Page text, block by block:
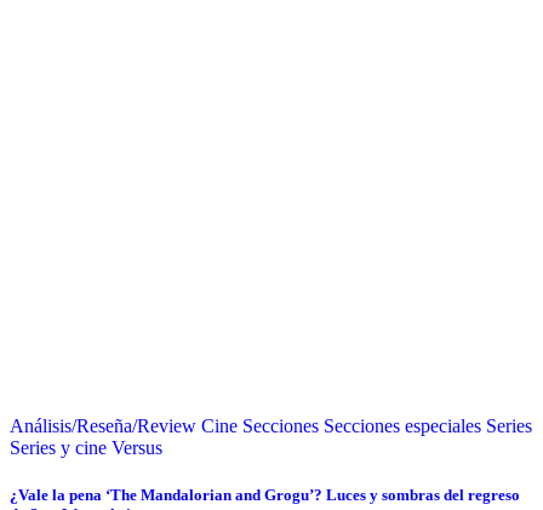
Análisis/Reseña/Review Cine Secciones Secciones especiales Series
Series y cine Versus
¿Vale la pena ‘The Mandalorian and Grogu’? Luces y sombras del regreso